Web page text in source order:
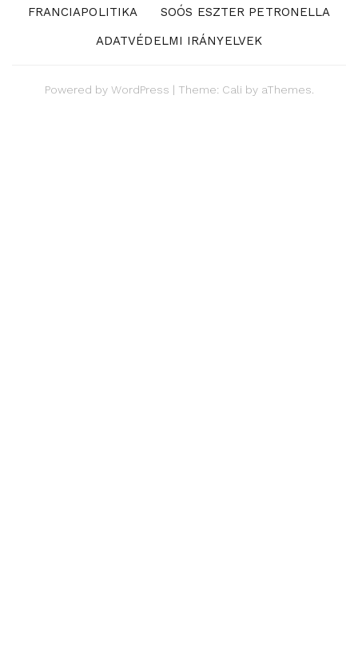
FRANCIAPOLITIKA
SOÓS ESZTER PETRONELLA
ADATVÉDELMI IRÁNYELVEK
Powered by WordPress | Theme: Cali by aThemes.